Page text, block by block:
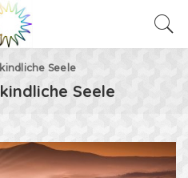
kindliche Seele
kindliche Seele